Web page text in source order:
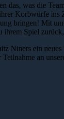
das, was die
Korbwürfe
bringen! Mit
ihrem Spiel
Niners ein
an